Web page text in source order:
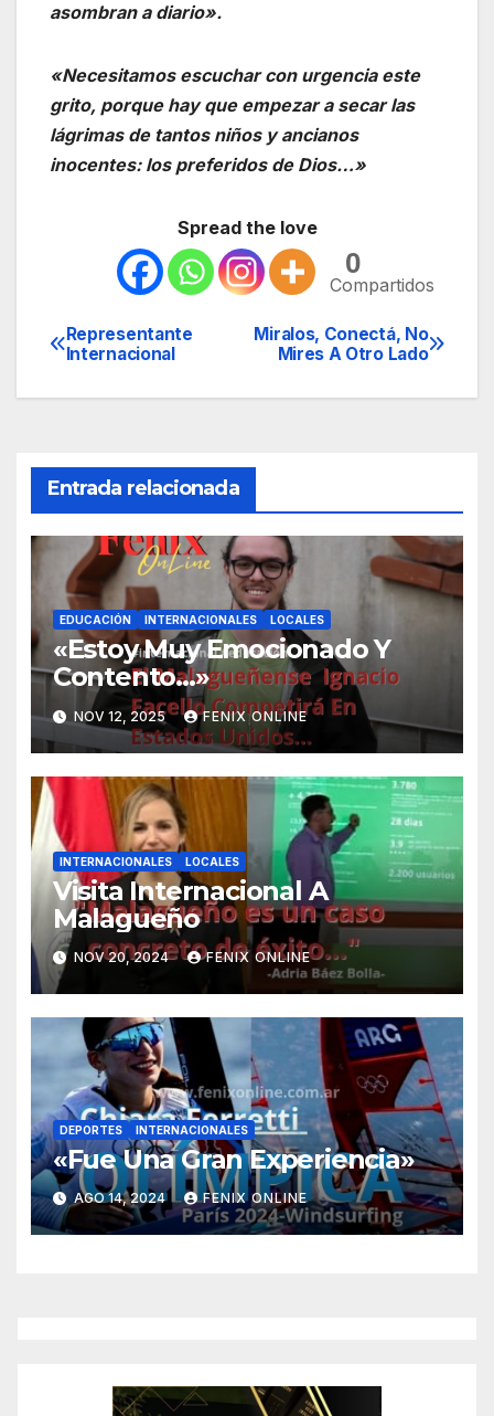
asombran a diario».
«Necesitamos escuchar con urgencia este
grito, porque hay que empezar a secar las
lágrimas de tantos niños y ancianos
inocentes: los preferidos de Dios…»
Spread the love
0
Compartidos
Navegación
de
Miralos, Conectá, No
Mires A Otro Lado
Representante
Internacional
Entrada relacionada
EDUCACIÓN INTERNACIONALES LOCALES
«Estoy Muy Emocionado Y
Contento…»
NOV 12, 2025 FENIX ONLINE
INTERNACIONALES LOCALES
Visita Internacional A
Malagueño
NOV 20, 2024 FENIX ONLINE
DEPORTES INTERNACIONALES
«Fue Una Gran Experiencia»
AGO 14, 2024 FENIX ONLINE